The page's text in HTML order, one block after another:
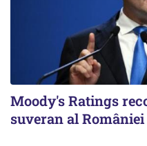
Moody's Ratings
suveran al României